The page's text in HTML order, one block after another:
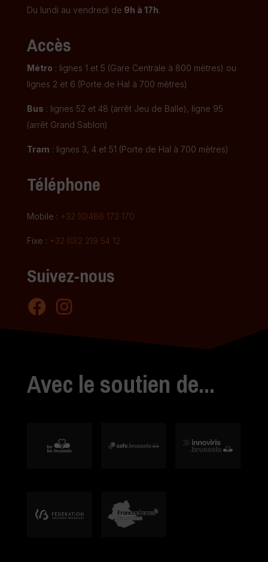
Du lundi au vendredi de 9h à 17h.
Accès
Métro : lignes 1 et 5 (Gare Centrale à 800 mètres) ou
lignes 2 et 6 (Porte de Hal à 700 mètres)
Bus : lignes 52 et 48 (arrêt Jeu de Balle), ligne 95
(arrêt Grand Sablon)
Tram : lignes 3, 4 et 51 (Porte de Hal à 700 mètres)
Téléphone
Mobile : +32 (0)486 173 170
Fixe : +32 (0)2 219 54 12
Suivez-nous
Avec le soutien de...